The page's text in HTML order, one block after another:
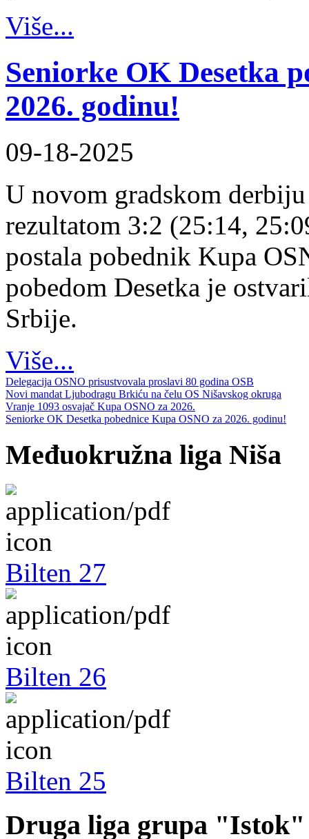
Više...
Seniorke OK Desetka
2026. godinu!
09-18-2025
U novom gradskom
rezultatom 3:2 (25:14,
postala pobednik Kupa
pobedom Desetka je
Srbije.
Više...
Delegacija OSNO prisustvovala proslavi 80 godina OSB
Novi mandat Ljubodragu Brkiću na čelu OS Nišavskog okruga
Vranje 1093 osvajač Kupa OSNO za 2026.
Seniorke OK Desetka pobednice Kupa OSNO za 2026. godinu!
Međuokružna liga Niša
Bilten 27
Bilten 26
Bilten 25
Druga liga grupa "Istok"